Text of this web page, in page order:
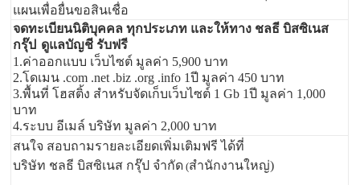
แผนเพื่อยื่นขอสินเชื่อ
จดทะเบียนนิติบุคคล ทุกประเภท และให้ทาง ชลธี บิสซิเนส
กรุ๊ป ดูแลบัญชี รับฟรี
1.ค่าออกแบบ เว็บไซต์ มูลค่า 5,900 บาท
2.โดเมน .com .net .biz .org .info 1ปี มูลค่า 450 บาท
3.พื้นที่ โฮสติ้ง สำหรับจัดเก็บเว็บไซต์ 1 Gb 1ปี มูลค่า 1,000
บาท
4.ระบบ อีเมล์ บริษัท มูลค่า 2,000 บาท
สนใจ สอบถามรายละเอียดเพิ่มเติมฟรี ได้ที่
บริษัท ชลธี บิสซิเนส กรุ๊ป จำกัด (สำนักงานใหญ่)